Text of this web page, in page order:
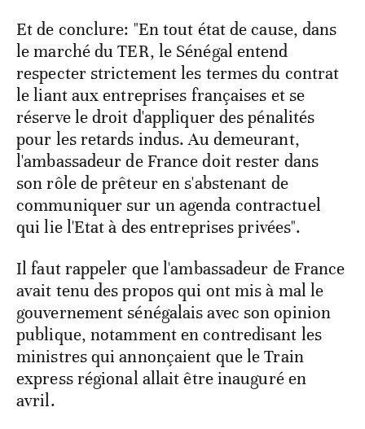
Et de conclure: "En tout état de cause, dans
le marché du TER, le Sénégal entend
respecter strictement les termes du contrat
le liant aux entreprises françaises et se
réserve le droit d'appliquer des pénalités
pour les retards indus. Au demeurant,
l'ambassadeur de France doit rester dans
son rôle de prêteur en s'abstenant de
communiquer sur un agenda contractuel
qui lie l'Etat à des entreprises privées".
Il faut rappeler que l'ambassadeur de France
avait tenu des propos qui ont mis à mal le
gouvernement sénégalais avec son opinion
publique, notamment en contredisant les
ministres qui annonçaient que le Train
express régional allait être inauguré en
avril.